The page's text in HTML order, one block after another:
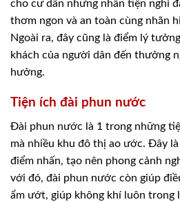
cho cư dân những nhân tiện nghi
thơm ngon và an toàn cùng nhãn
Ngoài ra, đây cũng là điểm lý
khách của người dân đến thưởng
hưởng.
Tiện ích đài phun nước
Đài phun nước là 1 trong những
mà nhiều khu đô thị ao ước. Đây
điểm nhấn, tạo nên phong cảnh
với đó, đài phun nước còn giúp
ẩm ướt, giúp không khí luôn trong